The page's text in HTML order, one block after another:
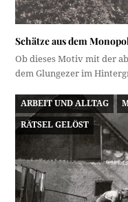
Schätze aus dem
Ob dieses Motiv mit der
dem Glungezer im
ARBEIT UND ALLTAG
RÄTSEL GELÖST